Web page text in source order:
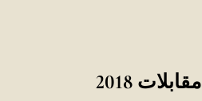
DEUTSCH
مقابلات 2018